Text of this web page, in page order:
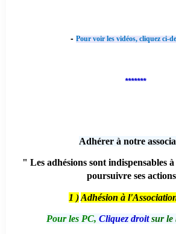
- Pour voir les vidéos, cliquez ci-
*******
Adhérer à notre
" Les adhésions sont indispensables
poursuivre ses
1 ) Adhésion à
Pour les PC, Cliquez droitsur le